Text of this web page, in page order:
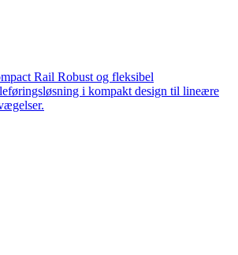
Rail Robust og fleksibel
i kompakt design til lineære